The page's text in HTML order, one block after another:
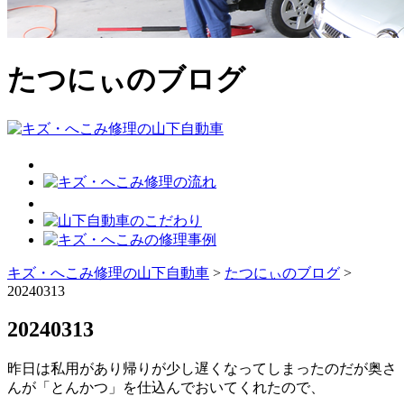
たつにぃのブログ
キズ・へこみ修理の山下自動車 > たつにぃのブログ >
20240313
20240313
昨日は私用があり帰りが少し遅くなってしまったのだが奥さ
んが「とんかつ」を仕込んでおいてくれたので、